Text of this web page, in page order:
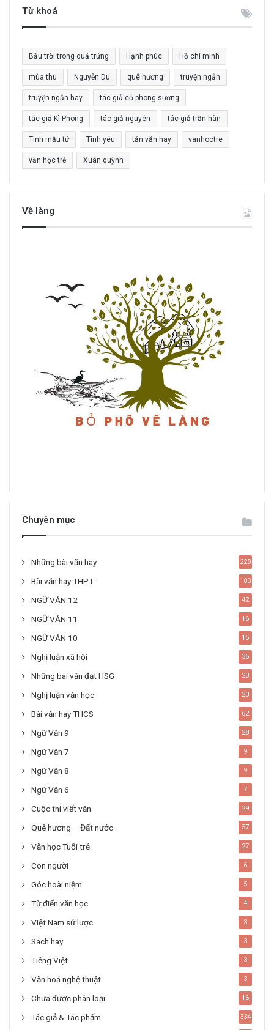
c
h
o
:
Từ khoá
Bầu trời trong quả trứng Hạnh phúc Hồ chí minh
mùa thu Nguyễn Du quê hương truyện ngắn
truyện ngắn hay tác giả cỏ phong sương
tác giả Kì Phong tác giả nguyên tác giả trần hàn
Tình mẫu tử Tình yêu tản văn hay vanhoctre
văn học trẻ Xuân quỳnh
Về làng
Chuyên mục
Những bài văn hay 228
Bài văn hay THPT 103
NGỮ VĂN 12 42
NGỮ VĂN 11 16
NGỮ VĂN 10 15
Nghị luận xã hội 36
Những bài văn đạt HSG 23
Nghị luận văn học 23
Bài văn hay THCS 62
Ngữ Văn 9 28
Ngữ Văn 7 9
Ngữ Văn 8 9
Ngữ Văn 6 7
Cuộc thi viết văn 29
Quê hương – Đất nước 57
Văn học Tuổi trẻ 27
Con người 6
Góc hoài niệm 5
Từ điển văn học 4
Việt Nam sử lược 3
Sách hay 3
Tiếng Việt 3
Văn hoá nghệ thuật 3
Chưa được phân loại 16
Tác giả & Tác phẩm 334